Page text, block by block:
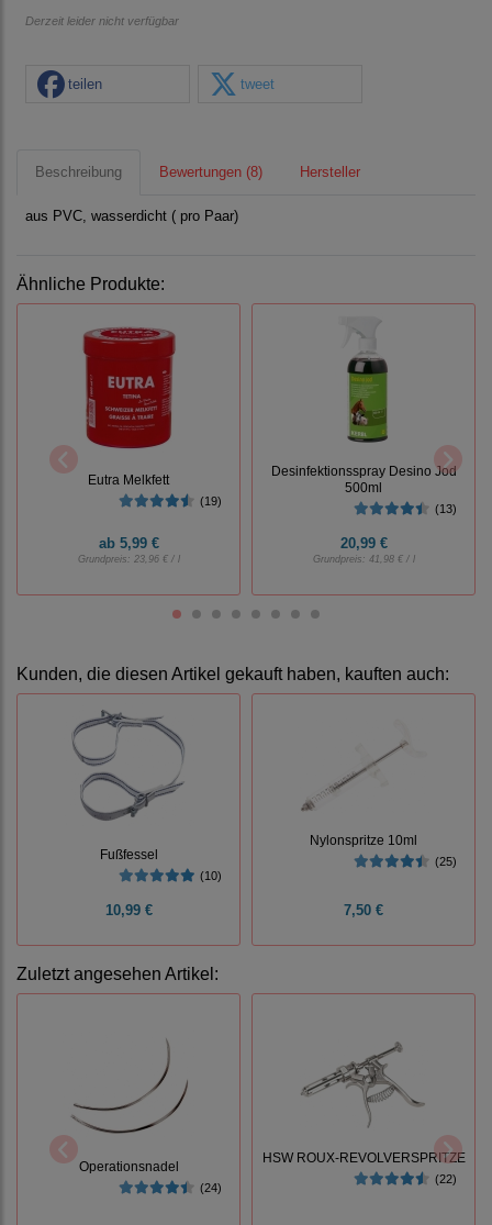
Derzeit leider nicht verfügbar
teilen tweet
Beschreibung Bewertungen (8) Hersteller
aus PVC, wasserdicht ( pro Paar)
Ähnliche Produkte:
Eutra Melkfett
(19)
ab5,99 €
Grundpreis: 23,96 € / l
Desinfektionsspray Desino Jod
500ml
(13)
20,99 €
Grundpreis: 41,98 € / l
Kunden, die diesen Artikel gekauft haben, kauften auch:
Fußfessel
(10)
10,99 €
Nylonspritze 10ml
(25)
7,50 €
Zuletzt angesehen Artikel:
Operationsnadel
(24)
HSW ROUX-REVOLVERSPRITZE
(22)